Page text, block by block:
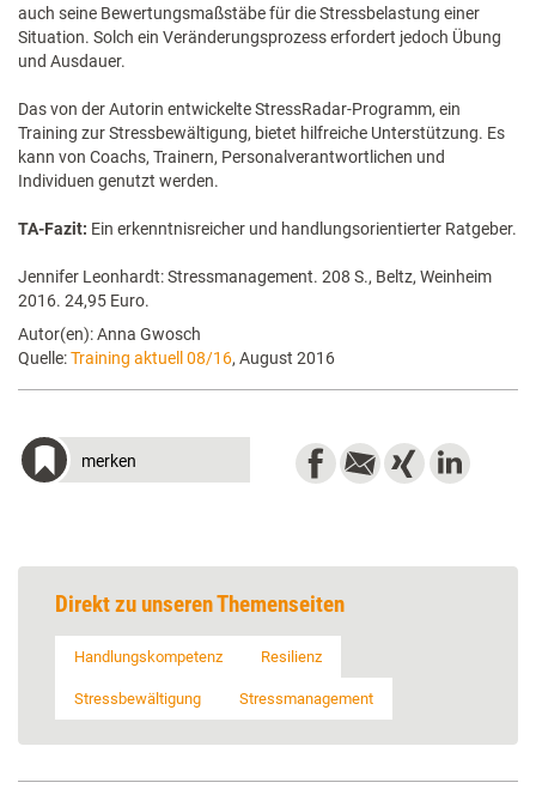
auch seine Bewertungsmaßstäbe für die Stressbelastung einer
Situation. Solch ein Veränderungsprozess erfordert jedoch Übung
und Ausdauer.
Das von der Autorin entwickelte StressRadar-Programm, ein
Training zur Stressbewältigung, bietet hilfreiche Unterstützung. Es
kann von Coachs, Trainern, Personalverantwortlichen und
Individuen genutzt werden.
TA-Fazit: Ein erkenntnisreicher und handlungsorientierter Ratgeber.
Jennifer Leonhardt: Stressmanagement. 208 S., Beltz, Weinheim
2016. 24,95 Euro.
Autor(en): Anna Gwosch
Quelle:Training aktuell 08/16, August 2016
merken
Direkt zu unseren Themenseiten
Handlungskompetenz Resilienz
Stressbewältigung Stressmanagement